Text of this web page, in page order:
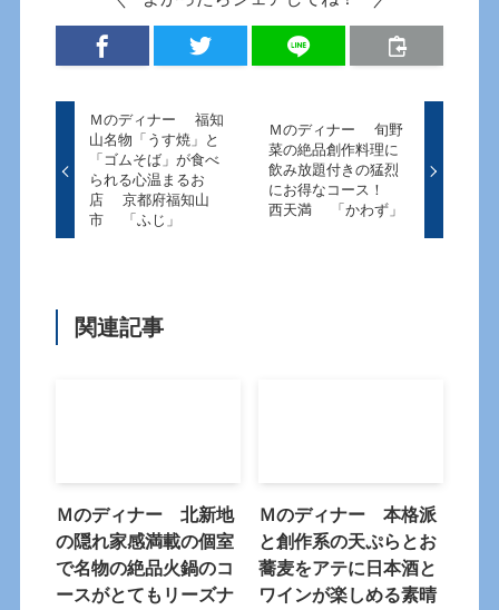
Ｍのディナー 福知
山名物「うす焼」と
「ゴムそば」が食べ
られる心温まるお
店 京都府福知山
市 「ふじ」
Ｍのディナー 旬野
菜の絶品創作料理に
飲み放題付きの猛烈
にお得なコース！
西天満 「かわず」
関連記事
Ｍのディナー 北新地
の隠れ家感満載の個室
で名物の絶品火鍋のコ
ースがとてもリーズナ
Ｍのディナー 本格派
と創作系の天ぷらとお
蕎麦をアテに日本酒と
ワインが楽しめる素晴